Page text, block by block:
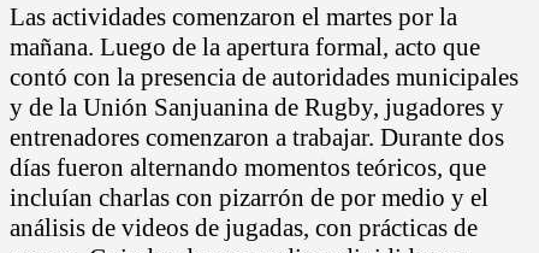
Las actividades comenzaron el martes por la
mañana. Luego de la apertura formal, acto que
contó con la presencia de autoridades municipales
y de la Unión Sanjuanina de Rugby, jugadores y
entrenadores comenzaron a trabajar. Durante dos
días fueron alternando momentos teóricos, que
incluían charlas con pizarrón de por medio y el
análisis de videos de jugadas, con prácticas de